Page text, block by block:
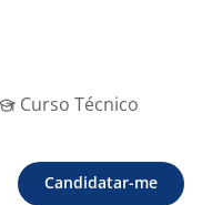
Curso Técnico
Candidatar-me